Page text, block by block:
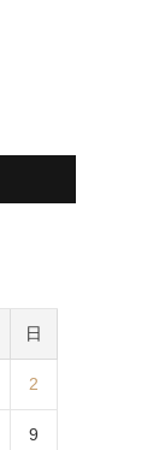
日
2
9